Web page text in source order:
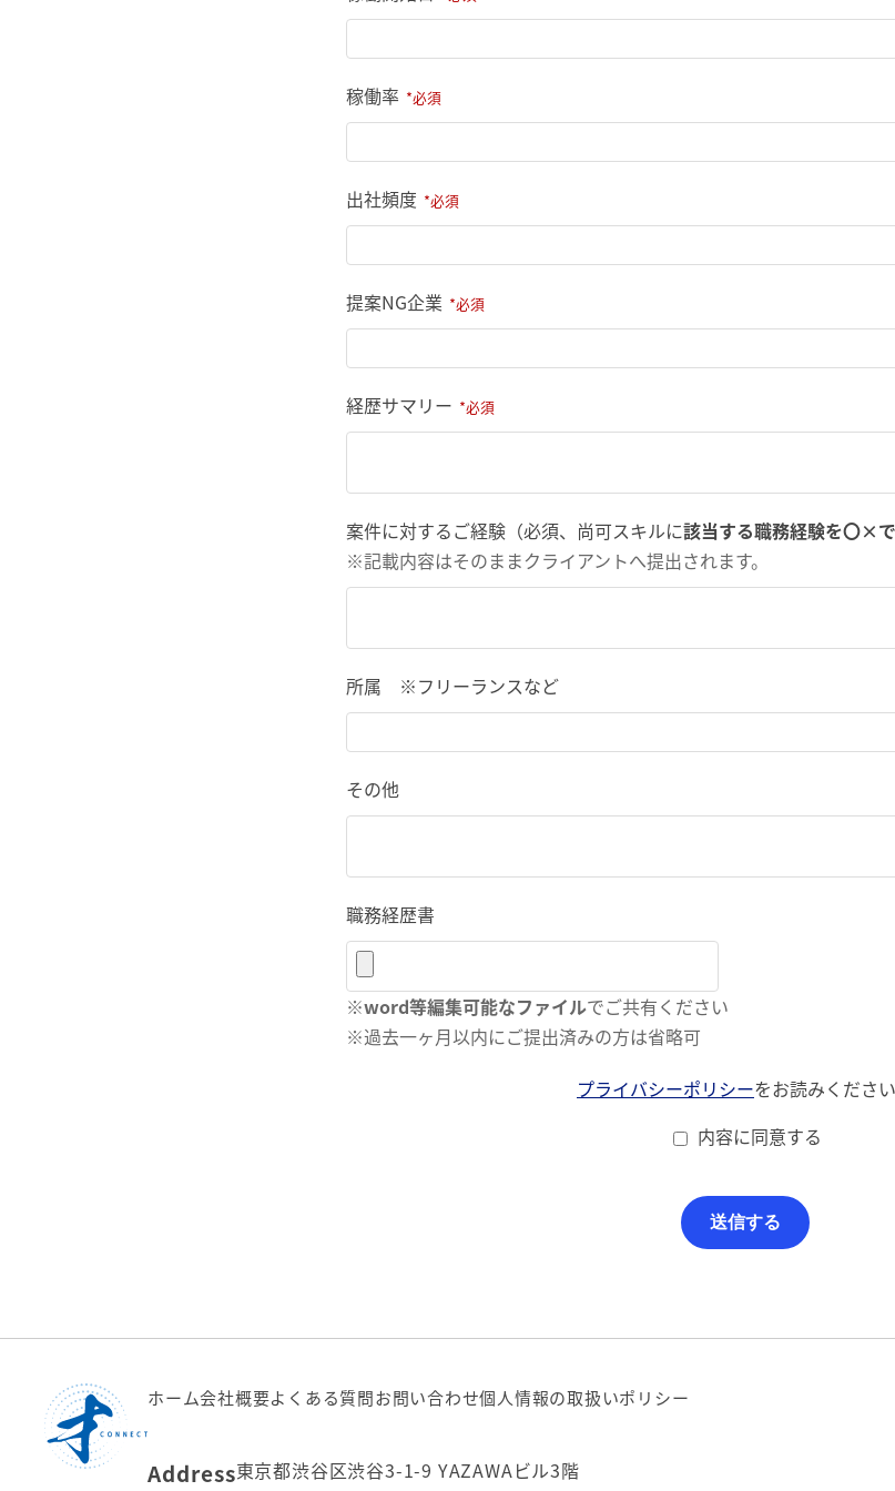
稼働率
出社頻度
提案NG企業
経歴サマリー
案件に対するご経験（必須、尚可スキルに該当する職務経験を〇×
※記載内容はそのままクライアントへ提出されます。
所属 ※フリーランスなど
その他
職務経歴書
※word等編集可能なファイルでご共有ください
※過去一ヶ月以内にご提出済みの方は省略可
プライバシーポリシーをお読みください
内容に同意する
ホーム会社概要よくある質問お問い合わせ個人情報の取扱いポリシー
Address東京都渋谷区渋谷3-1-9 YAZAWAビル3階